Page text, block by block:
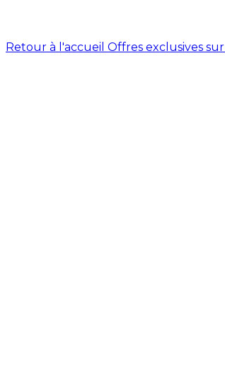
Retour à l'accueil Offres exclusives sur